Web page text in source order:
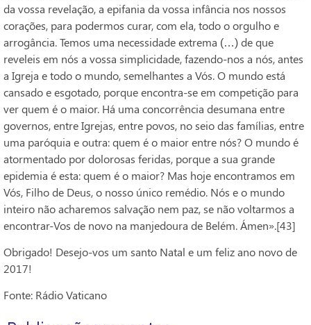
da vossa revelação, a epifania da vossa infância nos nossos
corações, para podermos curar, com ela, todo o orgulho e
arrogância. Temos uma necessidade extrema (…) de que
reveleis em nós a vossa simplicidade, fazendo-nos a nós, antes
a Igreja e todo o mundo, semelhantes a Vós. O mundo está
cansado e esgotado, porque encontra-se em competição para
ver quem é o maior. Há uma concorrência desumana entre
governos, entre Igrejas, entre povos, no seio das famílias, entre
uma paróquia e outra: quem é o maior entre nós? O mundo é
atormentado por dolorosas feridas, porque a sua grande
epidemia é esta: quem é o maior? Mas hoje encontramos em
Vós, Filho de Deus, o nosso único remédio. Nós e o mundo
inteiro não acharemos salvação nem paz, se não voltarmos a
encontrar-Vos de novo na manjedoura de Belém. Ámen».[43]
Obrigado! Desejo-vos um santo Natal e um feliz ano novo de
2017!
Fonte: Rádio Vaticano